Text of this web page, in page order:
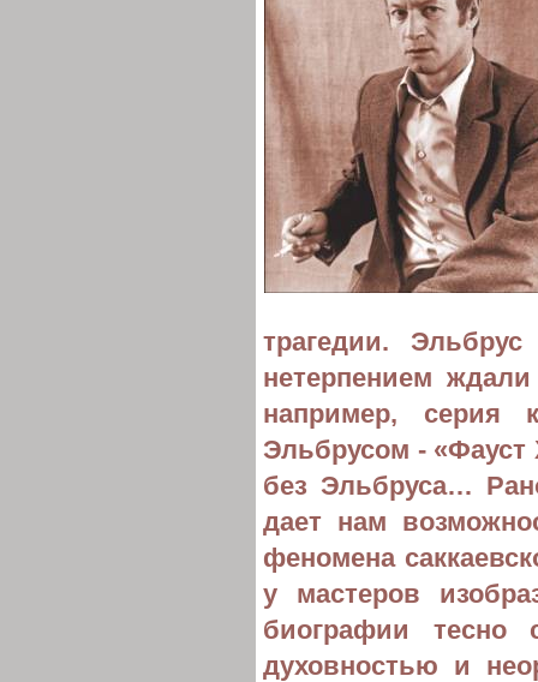
трагедии.
нетерпением
например, серия
Эльбрусом -
без Эльбруса…
дает нам
феномена
у мастеров
биографии тесно
духовностью и